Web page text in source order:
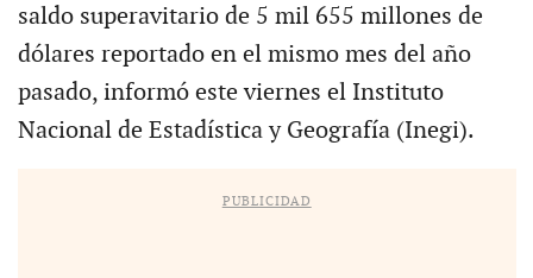
saldo superavitario de 5 mil 655 millones de
dólares reportado en el mismo mes del año
pasado, informó este viernes el Instituto
Nacional de Estadística y Geografía (Inegi).
PUBLICIDAD